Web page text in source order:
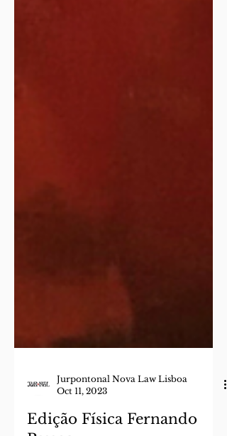
Jurpontonal Nova Law Lisboa
Oct 11, 2023